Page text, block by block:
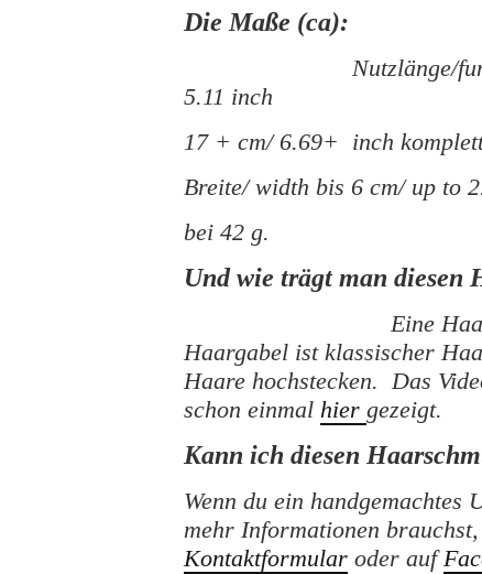
Die Maße (ca):
Nutzlänge/
5.11 inch
17 + cm/ 6.69+ inch
Breite/ width bis 6 cm/ up to
bei 42 g.
Und wie trägt man diesen
Eine
Haargabel ist klassischer
Haare hochstecken. Das
schon einmal hier gezeigt.
Kann ich diesen
Wenn du ein handgemachtes
mehr Informationen
Kontaktformular oder auf